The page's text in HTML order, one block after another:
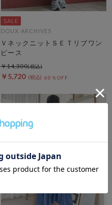
DOUX ARCHIVES
ＶネックニットＳＥＴリブワン
ピース
￥5,720 60％OFF
￥14,300